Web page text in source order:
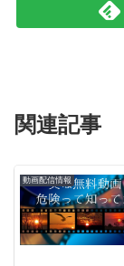
関連記事
動画配信情報